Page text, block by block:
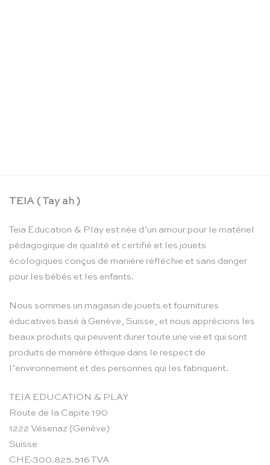
TEIA ( Tay ah )
Teia Education & Play est née d’un amour pour le matériel
pédagogique de qualité et certifié et les jouets
écologiques conçus de manière réfléchie et sans danger
pour les bébés et les enfants.
Nous sommes un magasin de jouets et fournitures
éducatives basé à Genève, Suisse, et nous apprécions les
beaux produits qui peuvent durer toute une vie et qui sont
produits de manière éthique dans le respect de
l’environnement et des personnes qui les fabriquent.
TEIA EDUCATION & PLAY
Route de la Capite 190
1222 Vésenaz (Genève)
Suisse
CHE-300.825.516 TVA